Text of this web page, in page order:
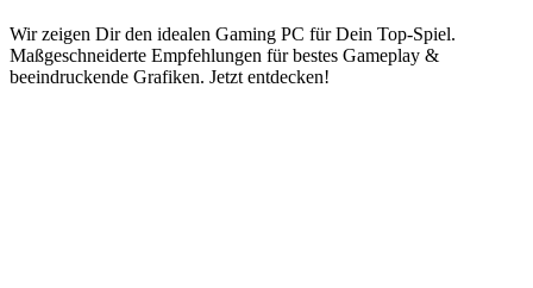
Wir zeigen Dir den idealen Gaming PC für Dein Top-Spiel.
Maßgeschneiderte Empfehlungen für bestes Gameplay &
beeindruckende Grafiken. Jetzt entdecken!